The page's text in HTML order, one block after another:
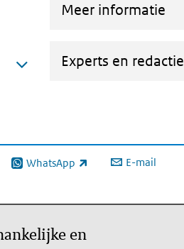
Meer informatie
Experts en redactie
WhatsApp
(externe link) E-mail
en